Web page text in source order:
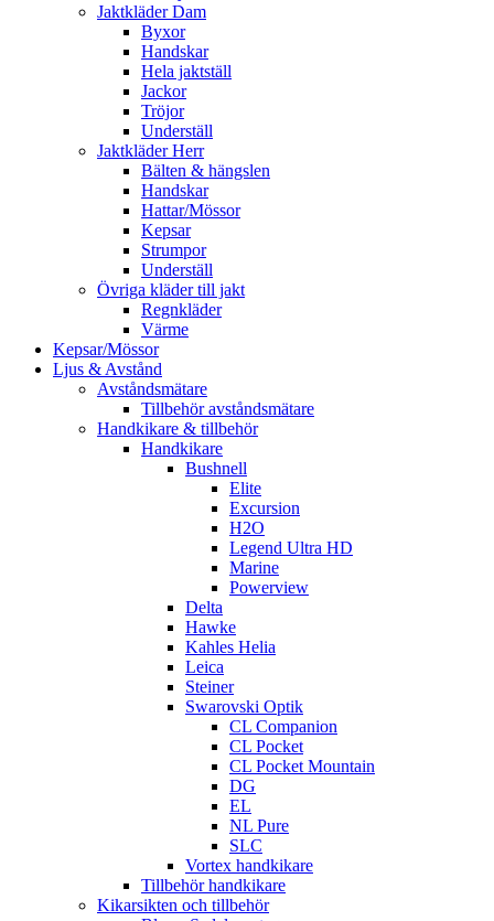
Jaktkläder Dam
Byxor
Handskar
Hela jaktställ
Jackor
Tröjor
Underställ
Jaktkläder Herr
Bälten & hängslen
Handskar
Hattar/Mössor
Kepsar
Strumpor
Underställ
Övriga kläder till jakt
Regnkläder
Värme
Kepsar/Mössor
Ljus & Avstånd
Avståndsmätare
Tillbehör avståndsmätare
Handkikare & tillbehör
Handkikare
Bushnell
Elite
Excursion
H2O
Legend Ultra HD
Marine
Powerview
Delta
Hawke
Kahles Helia
Leica
Steiner
Swarovski Optik
CL Companion
CL Pocket
CL Pocket Mountain
DG
EL
NL Pure
SLC
Vortex handkikare
Tillbehör handkikare
Kikarsikten och tillbehör